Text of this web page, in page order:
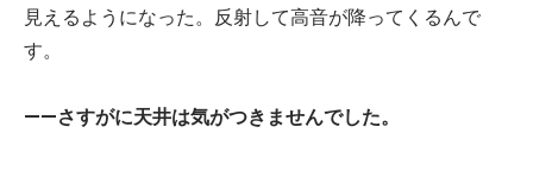
見えるようになった。反射して高音が降ってくるんで
す。
——さすがに天井は気がつきませんでした。